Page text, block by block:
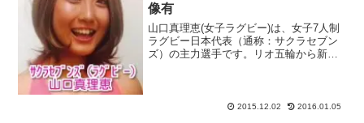
像有
山口真理恵(女子ラグビー)は、女子7人制
ラグビー日本代表（通称：サクラセブン
ズ）の主力選手です。リオ五輪から新種
動力となったのが、...2015.12.02 2016.01.05